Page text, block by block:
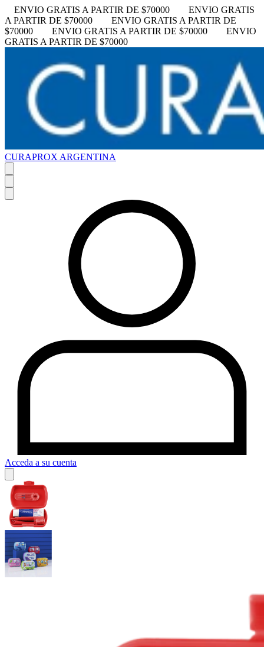
ENVIO GRATIS A PARTIR DE $70000
ENVIO GRATIS
A PARTIR DE $70000
ENVIO GRATIS A PARTIR DE
$70000
ENVIO GRATIS A PARTIR DE $70000
ENVIO
GRATIS A PARTIR DE $70000
CURAPROX ARGENTINA
Acceda a su cuenta